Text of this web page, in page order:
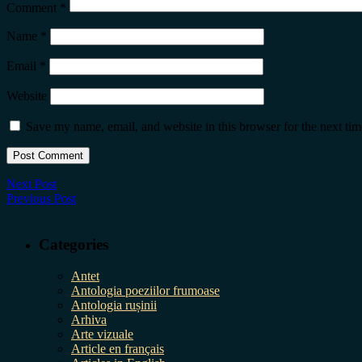
Comment *
Name *
Email *
Website
Save my name, email, and website in this browser for the next
Next Post
Previous Post
Categories
Antet
Antologia poeziilor frumoase
Antologia rușinii
Arhiva
Arte vizuale
Article en français